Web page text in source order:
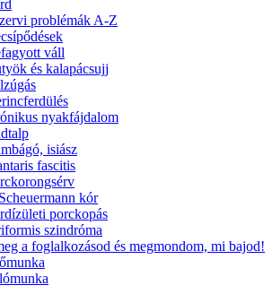
problémák A-Z
váll
és kalapácsujj
nyakfájdalom
isiász
fascitis
kór
porckopás
szindróma
a foglalkozásod és megmondom, mi bajod!